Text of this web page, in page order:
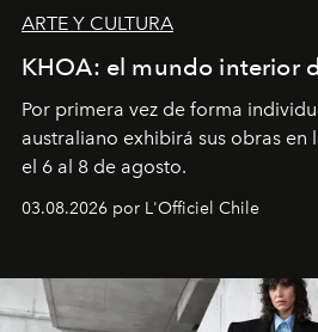
ARTE Y CULTURA
KHOA: el mundo interior
Por primera vez de forma
australiano exhibirá sus obras en
el 6 al 8 de agosto.
03.08.2026 por L'Officiel Chile